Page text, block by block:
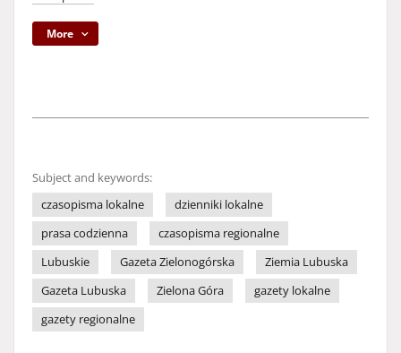
More
Subject and keywords:
czasopisma lokalne
dzienniki lokalne
prasa codzienna
czasopisma regionalne
Lubuskie
Gazeta Zielonogórska
Ziemia Lubuska
Gazeta Lubuska
Zielona Góra
gazety lokalne
gazety regionalne